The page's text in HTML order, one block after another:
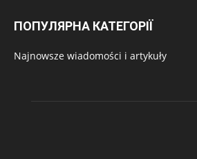
ПОПУЛЯРНА КАТЕГОРІЇ
Najnowsze wiadomości i artykuły